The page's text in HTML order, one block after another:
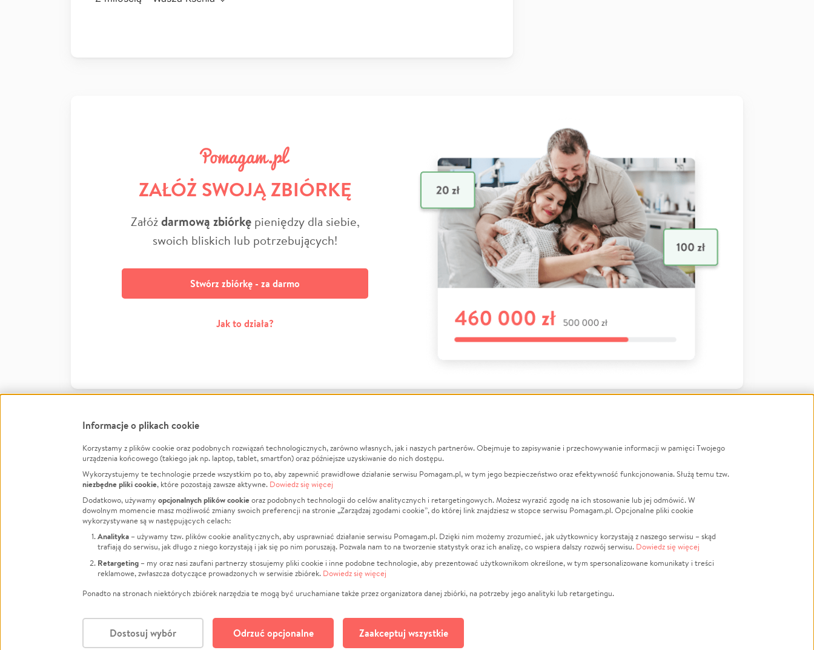
ZAŁÓŻ SWOJĄ ZBIÓRKĘ
Załóżdarmową zbiórkępieniędzy dla siebie,
swoich bliskich lub potrzebujących!
Stwórz zbiórkę - za darmo
Jak to działa?
FacebookTwitter Instagram
LinkedInTikTok Youtube
Informacje
Jak to działa?
Regulamin
Polityka Prywatności
Kontakt
Porównanie serwisów
Polityka plików cookie
Zarządzaj zgodami cookie
O nas
Opinie
Raporty
Za darmo
Dla NGO
Fundacja Pomagam.pl
Zbieraj na
Leczenie
Zwierzęta
Pożar
Sport
Pomoc Finansowa
Pogrzeb
LGBTQ+
Powódź
Wichura
Religia
Edukacja
Polski
Informacje o plikach cookie
Korzystamy z plików cookie oraz podobnych rozwiązań technologicznych, zarówno własnych, jak i naszych partnerów. Obejmuje to zapisywanie i przechowywanie informacji w pamięci Twojego
urządzenia końcowego (takiego jak np. laptop, tablet, smartfon) oraz późniejsze uzyskiwanie do nich dostępu.
Wykorzystujemy te technologie przede wszystkim po to, aby zapewnić prawidłowe działanie serwisu Pomagam.pl, w tym jego bezpieczeństwo oraz efektywność funkcjonowania. Służą temu tzw.
niezbędne pliki cookie, które pozostają zawsze aktywne. Dowiedz się więcej
Dodatkowo, używamy opcjonalnych plików cookieoraz podobnych technologii do celów analitycznych i retargetingowych. Możesz wyrazić zgodę na ich stosowanie lub jej odmówić. W
dowolnym momencie masz możliwość zmiany swoich preferencji na stronie „Zarządzaj zgodami cookie”, do której link znajdziesz w stopce serwisu Pomagam.pl. Opcjonalne pliki cookie
wykorzystywane są w następujących celach:
Analityka – używamy tzw. plików cookie analitycznych, aby usprawniać działanie serwisu Pomagam.pl. Dzięki nim możemy zrozumieć, jak użytkownicy korzystają z naszego serwisu – skąd
trafiają do serwisu, jak długo z niego korzystają i jak się po nim poruszają. Pozwala nam to na tworzenie statystyk oraz ich analizę, co wspiera dalszy rozwój serwisu. Dowiedz się więcej
Retargeting – my oraz nasi zaufani partnerzy stosujemy pliki cookie i inne podobne technologie, aby prezentować użytkownikom określone, w tym spersonalizowane komunikaty i treści
reklamowe, zwłaszcza dotyczące prowadzonych w serwisie zbiórek. Dowiedz się więcej
Ponadto na stronach niektórych zbiórek narzędzia te mogą być uruchamiane także przez organizatora danej zbiórki, na potrzeby jego analityki lub retargetingu.
Dostosuj wybór Odrzuć opcjonalne Zaakceptuj wszystkie